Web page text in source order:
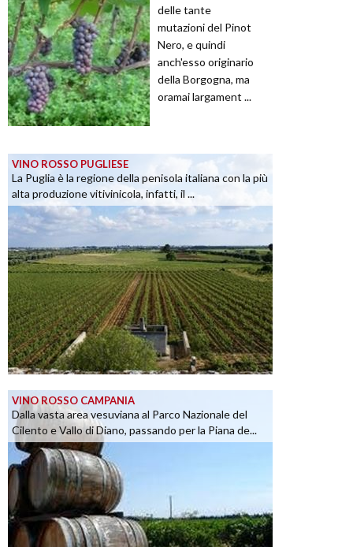
delle tante
mutazioni del Pinot
Nero, e quindi
anch'esso originario
della Borgogna, ma
oramai largament ...
VINO ROSSO PUGLIESE
La Puglia è la regione della penisola italiana con la più
alta produzione vitivinicola, infatti, il ...
VINO ROSSO CAMPANIA
Dalla vasta area vesuviana al Parco Nazionale del
Cilento e Vallo di Diano, passando per la Piana de...